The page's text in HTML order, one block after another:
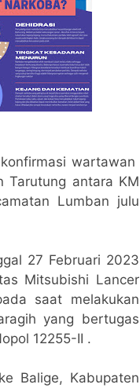
wartawan
Tarutung antara KM
Lumban julu
27 Februari 2023
Mitsubishi Lancer
saat melakukan
yang bertugas
12255-II .
Balige, Kabupaten